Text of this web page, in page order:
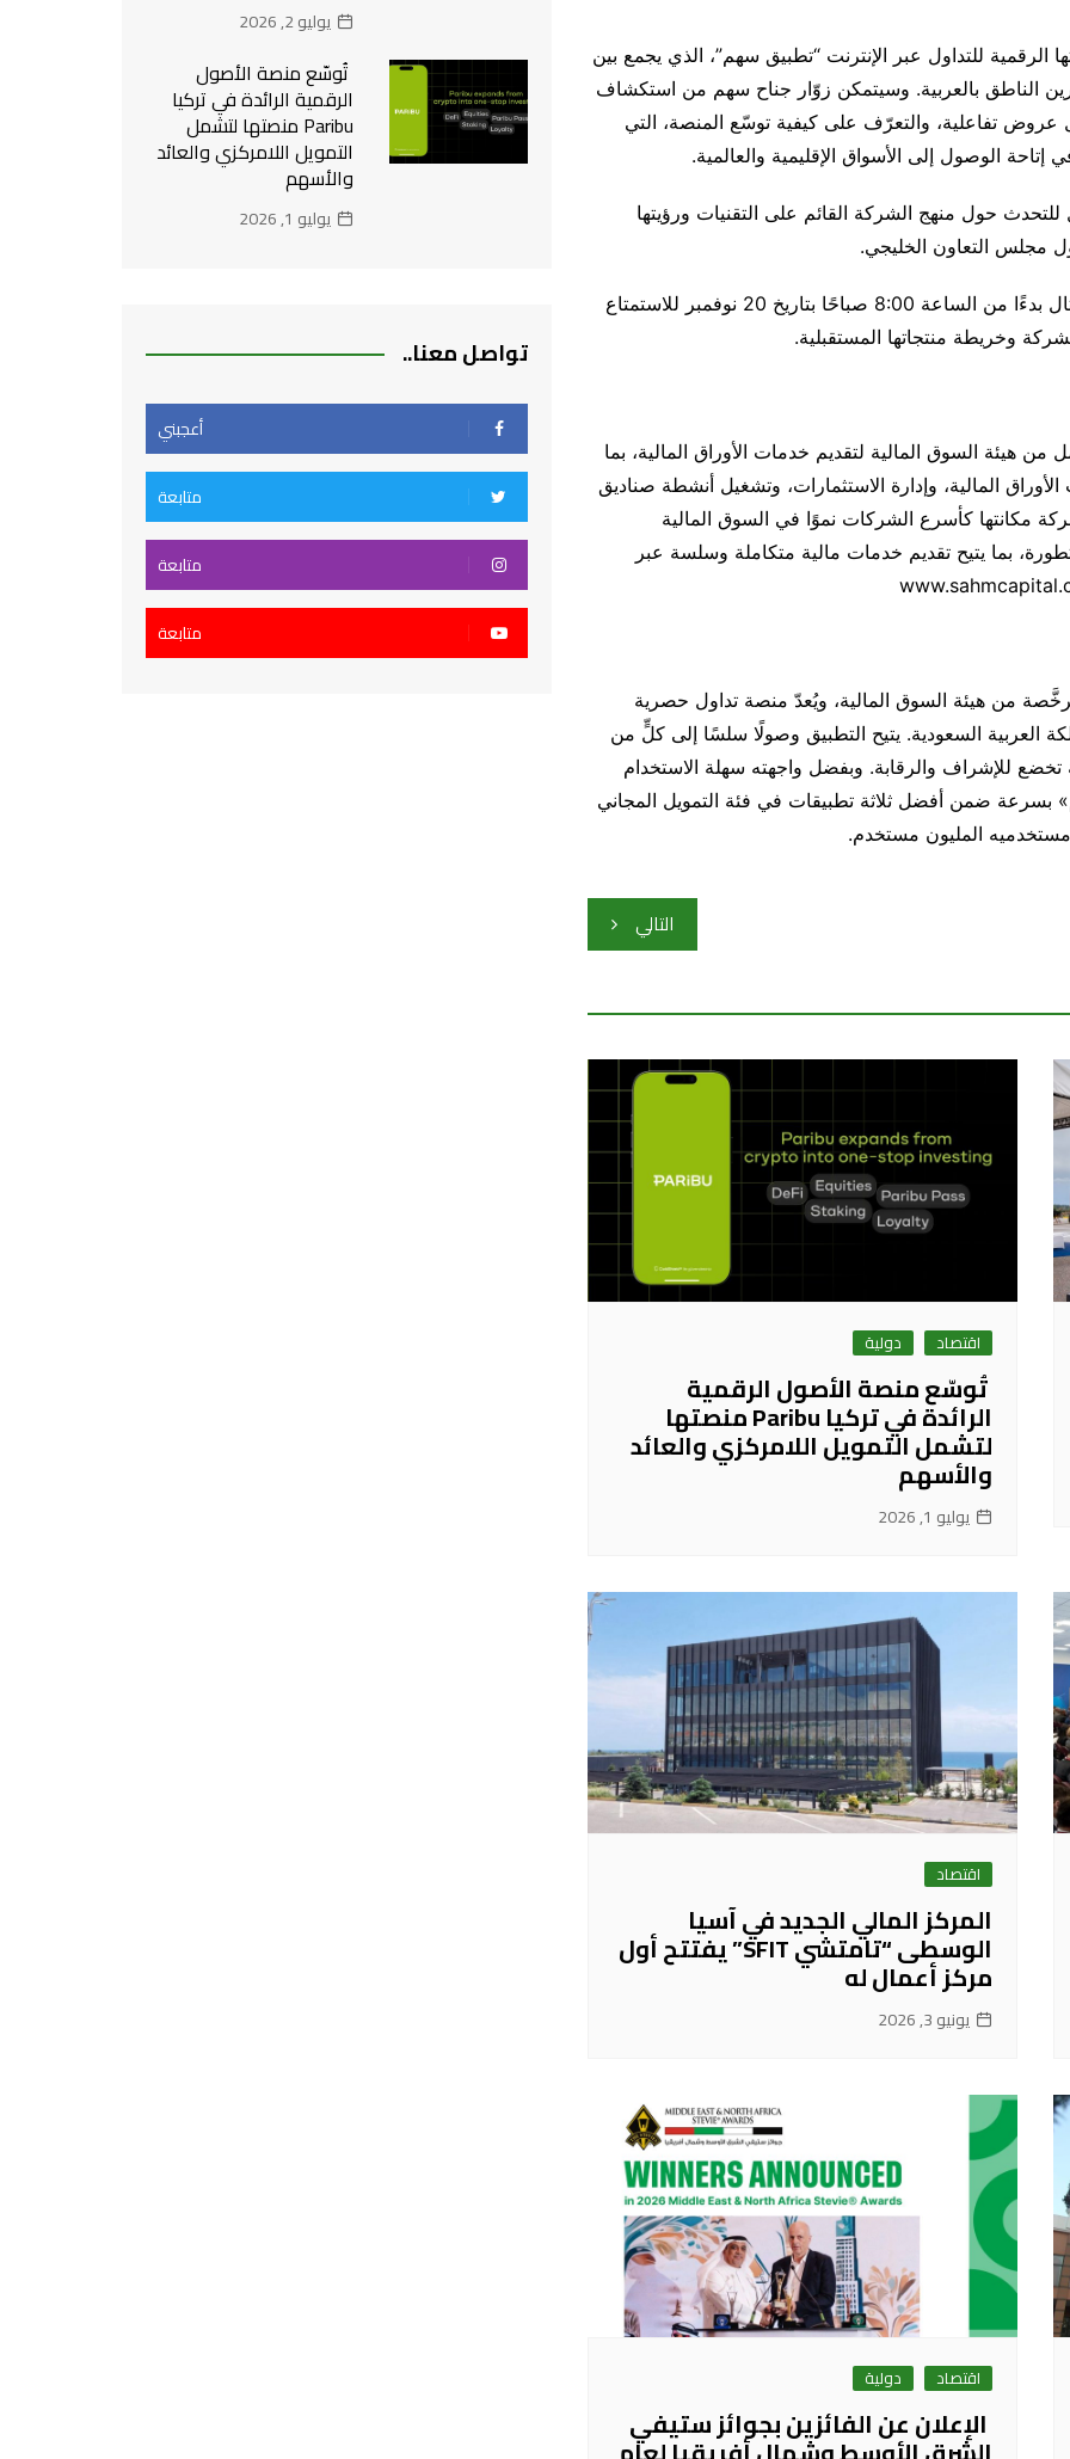
للتداول عبر الإنترنت “تطبيق سهم”، الذي يجمع بين
الناطق بالعربية. وسيتمكن زوّار جناح سهم من استكشاف
عروض تفاعلية، والتعرّف على كيفية توسّع المنصة، التي
الوصول إلى الأسواق الإقليمية والعالمية.
حول منهج الشركة القائم على التقنيات ورؤيتها
مجلس التعاون الخليجي.
ويدعى المشاركون في المؤتمر لزيارة جناح سهم كابيتال بدءًا من الساعة 8:00 صباحًا بتاريخ 20 نوفمبر للاستمتاع
وخريطة منتجاتها المستقبلية.
هيئة السوق المالية لتقديم خدمات الأوراق المالية، بما
المالية، وإدارة الاستثمارات، وتشغيل أنشطة صناديق
25). وقد رسّخت الشركة مكانتها كأسرع الشركات نموًا في السوق المالية
بما يتيح تقديم خدمات مالية متكاملة وسلسة عبر
من هيئة السوق المالية، ويُعدّ منصة تداول حصرية
العربية السعودية. يتيح التطبيق وصولًا سلسًا إلى كلٍّ من
للإشراف والرقابة. وبفضل واجهته سهلة الاستخدام
بسرعة ضمن أفضل ثلاثة تطبيقات في فئة التمويل المجاني
المليون مستخدم.
التالي
اقتصاد دولية
تُوسّع منصة الأصول الرقمية
الرائدة في تركيا Paribu منصتها
لتشمل التمويل اللامركزي والعائد
والأسهم
يوليو 1, 2026
اقتصاد
المركز المالي الجديد في آسيا
الوسطى “تامتشي SFIT” يفتتح أول
مركز أعمال له
يونيو 3, 2026
اقتصاد دولية
الإعلان عن الفائزين بجوائز ستيفي
يوليو 2, 2026
تُوسّع منصة الأصول
الرقمية الرائدة في تركيا
Paribu منصتها لتشمل
التمويل اللامركزي والعائد
والأسهم
يوليو 1, 2026
تواصل معنا..
أعجبني
متابعة
متابعة
متابعة